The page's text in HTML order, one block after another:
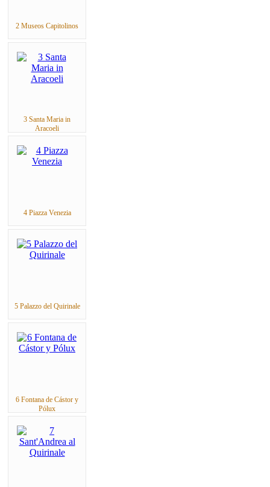
2 Museos Capitolinos
3 Santa Maria in
Aracoeli
4 Piazza Venezia
5 Palazzo del Quirinale
6 Fontana de Cástor y
Pólux